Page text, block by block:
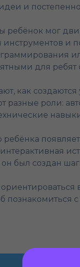
и
ребёнок мог
и
для ребят
как
разные роли:
был создан
познакомиться